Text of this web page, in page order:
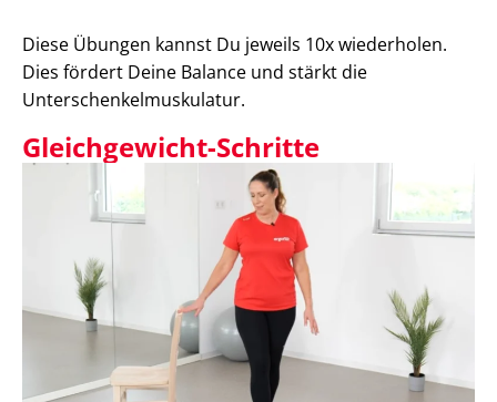
Diese Übungen kannst Du jeweils 10x wiederholen.
Dies fördert Deine Balance und stärkt die
Unterschenkelmuskulatur.
Gleichgewicht-Schritte